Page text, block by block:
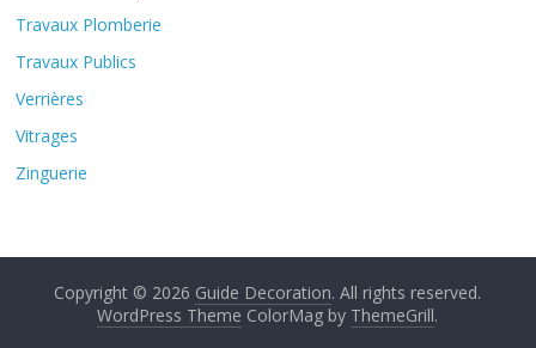
Travaux Plomberie
Travaux Publics
Verrières
Vitrages
Zinguerie
Copyright © 2026 Guide Decoration. All rights reserved.
WordPress Theme ColorMag by ThemeGrill.